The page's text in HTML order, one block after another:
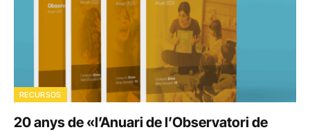
RECURSOS
20 anys de «l’Anuari de l’Observatori de